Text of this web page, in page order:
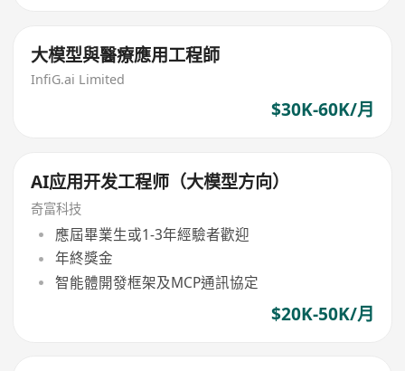
大模型與醫療應用工程師
InfiG.ai Limited
$30K-60K/月
AI应用开发工程师（大模型方向）
奇富科技
應屆畢業生或1-3年經驗者歡迎
年終獎金
智能體開發框架及MCP通訊協定
$20K-50K/月